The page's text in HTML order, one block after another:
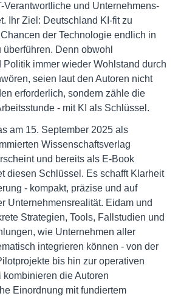
Verantwortliche und Unternehmens-
Ihr Ziel: Deutschland KI-fit zu
der Technologie endlich in
Denn obwohl
Politik immer wieder Wohlstand durch
seien laut den Autoren nicht
erforderlich, sondern zähle die
- mit KI als Schlüssel.
am 15. September 2025 als
Wissenschaftsverlag
und bereits als E-Book
diesen Schlüssel. Es schafft Klarheit
- kompakt, präzise und auf
Unternehmensrealität. Eidam und
Strategien, Tools, Fallstudien und
wie Unternehmen aller
integrieren können - von der
bis hin zur operativen
die Autoren
Einordnung mit fundiertem